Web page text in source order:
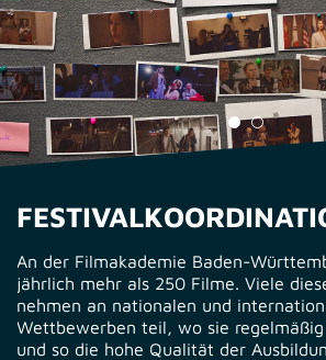
An der Filmakademie Baden-
jährlich mehr als 250 Filme. Viele
nehmen an nationalen und
Wettbewerben teil, wo sie
und so die hohe Qualität der